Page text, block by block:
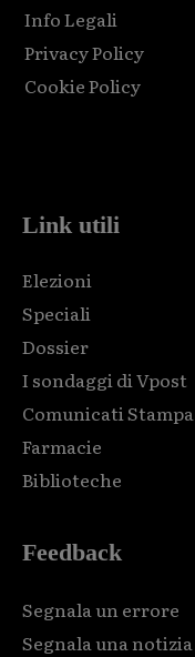
Info Legali
Privacy Policy
Cookie Policy
Link utili
Elezioni
Speciali
Dossier
I sondaggi di Vpost
Comunicati Stampa
Farmacie
Biblioteche
Feedback
Segnala un errore
Segnala una notizia